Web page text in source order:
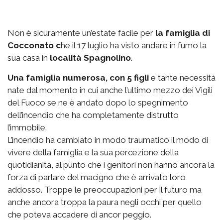
Non è sicuramente un’estate facile per la famiglia di
Cocconato che il 17 luglio ha visto andare in fumo la
sua casa in località Spagnolino.
Una famiglia numerosa, con 5 figli e tante necessità
nate dal momento in cui anche l’ultimo mezzo dei Vigili
del Fuoco se ne è andato dopo lo spegnimento
dell’incendio che ha completamente distrutto
l’immobile.
L’incendio ha cambiato in modo traumatico il modo di
vivere della famiglia e la sua percezione della
quotidianità, al punto che i genitori non hanno ancora la
forza di parlare del macigno che è arrivato loro
addosso. Troppe le preoccupazioni per il futuro ma
anche ancora troppa la paura negli occhi per quello
che poteva accadere di ancor peggio.